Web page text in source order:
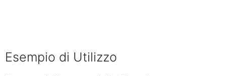
Esempio di Utilizzo